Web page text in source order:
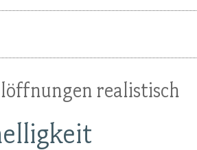
realistisch